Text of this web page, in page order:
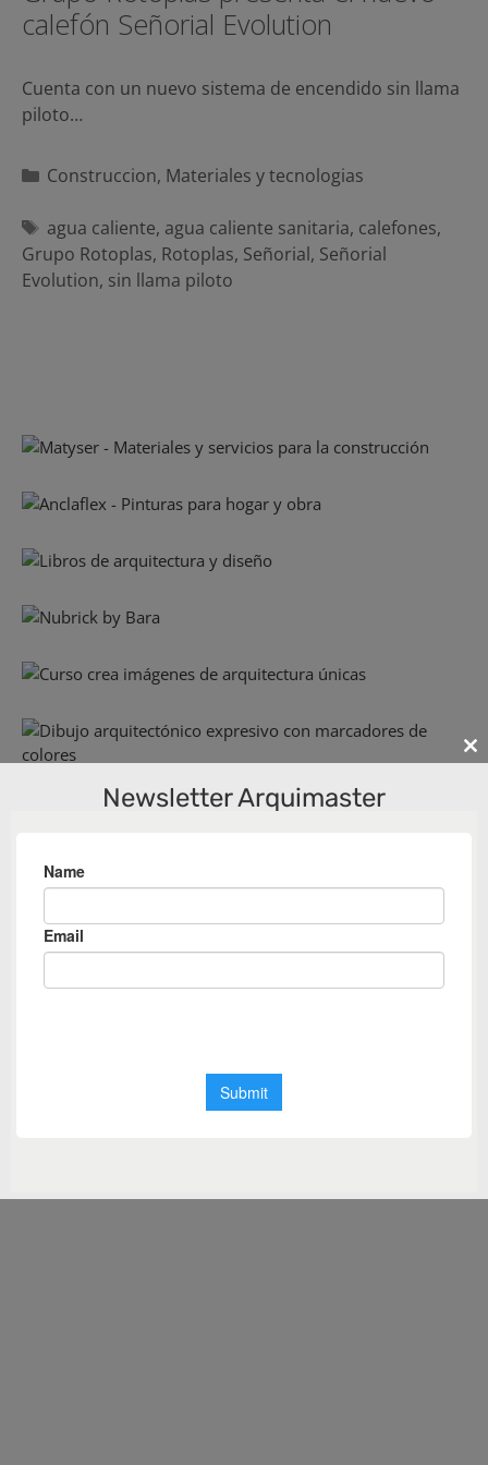
calefón Señorial Evolution
Cuenta con un nuevo sistema de encendido sin llama
piloto…
Categorías
Construccion, Materiales y tecnologias
Etiquetas
agua caliente, agua caliente sanitaria, calefones,
Grupo Rotoplas, Rotoplas, Señorial, Señorial
Evolution, sin llama piloto
Newsletter Arquimaster